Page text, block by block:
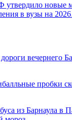
утвердило новые
в вузы на
вечернего
пробки
из Барнаула в